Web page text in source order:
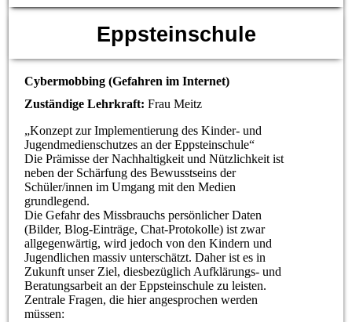
Eppsteinschule
Cybermobbing (Gefahren im Internet)
Zuständige Lehrkraft: Frau Meitz
„Konzept zur Implementierung des Kinder- und
Jugendmedienschutzes an der Eppsteinschule“
Die Prämisse der Nachhaltigkeit und Nützlichkeit ist
neben der Schärfung des Bewusstseins der
Schüler/innen im Umgang mit den Medien
grundlegend.
Die Gefahr des Missbrauchs persönlicher Daten
(Bilder, Blog-Einträge, Chat-Protokolle) ist zwar
allgegenwärtig, wird jedoch von den Kindern und
Jugendlichen massiv unterschätzt. Daher ist es in
Zukunft unser Ziel, diesbezüglich Aufklärungs- und
Beratungsarbeit an der Eppsteinschule zu leisten.
Zentrale Fragen, die hier angesprochen werden
müssen: